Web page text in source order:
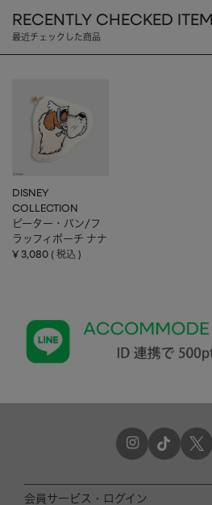
RECENTLY CHECKED ITEM
最近チェックした商品
DISNEY
COLLECTION
ピーター・パン/フ
ラッフィポーチ ナナ
¥ 3,080 税込
会員サービス・ログイン